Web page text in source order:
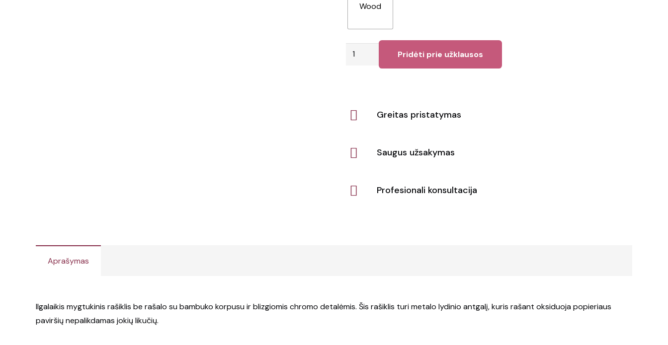
Wood
produkto
Pridėti prie užklausos
Greitas pristatymas
Saugus užsakymas
Profesionali konsultacija
Aprašymas
Ilgalaikis mygtukinis rašiklis be rašalo su bambuko korpusu ir blizgiomis chromo detalėmis. Šis rašiklis turi metalo lydinio antgalį, kuris rašant oksiduoja popieriaus
paviršių nepalikdamas jokių likučių.